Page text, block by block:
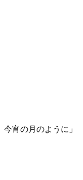
宵の月のように」